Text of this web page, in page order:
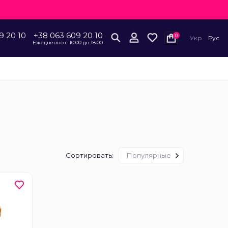
20 10 +38 063 609 20 10
Ежедневно с 10:00 до 18:00
0 Укр Рус
Сортировать: Популярные